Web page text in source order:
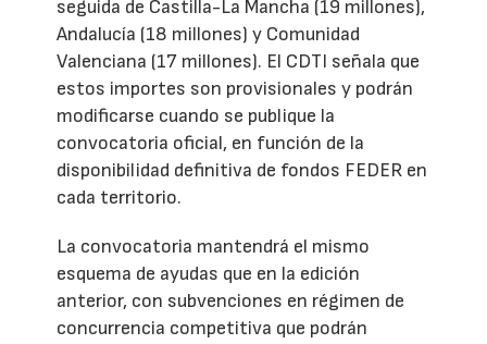
seguida de Castilla-La Mancha (19 millones),
Andalucía (18 millones) y Comunidad
Valenciana (17 millones). El CDTI señala que
estos importes son provisionales y podrán
modificarse cuando se publique la
convocatoria oficial, en función de la
disponibilidad definitiva de fondos FEDER en
cada territorio.
La convocatoria mantendrá el mismo
esquema de ayudas que en la edición
anterior, con subvenciones en régimen de
concurrencia competitiva que podrán